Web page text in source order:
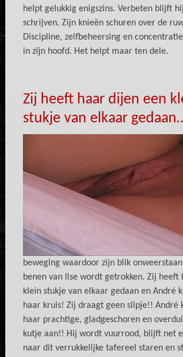
helpt gelukkig enigszins. Verbeten blijft
schrijven. Zijn knieën schuren over de
Discipline, zelfbeheersing en
in zijn hoofd. Het helpt maar ten dele.
Zij heeft haar dijen een
stukje van elkaar
beweging waardoor zijn blik
benen van Ilse wordt getrokken. Zij heeft
klein stukje van elkaar gedaan en André
haar kruis! Zij draagt geen slipje!! André
haar prachtige, gladgeschoren en
kutje aan!! Hij wordt vuurrood, blijft net
naar dit verrukkelijke tafereel staren en